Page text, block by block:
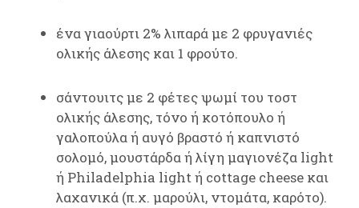
ένα γιαούρτι 2% λιπαρά με 2 φρυγανιές
ολικής άλεσης και 1 φρούτο.
σάντουιτς με 2 φέτες ψωμί του τοστ
ολικής άλεσης, τόνο ή κοτόπουλο ή
γαλοπούλα ή αυγό βραστό ή καπνιστό
σολομό, μουστάρδα ή λίγη μαγιονέζα light
ή Philadelphia light ή cottage cheese και
λαχανικά (π.χ. μαρούλι, ντομάτα, καρότο).